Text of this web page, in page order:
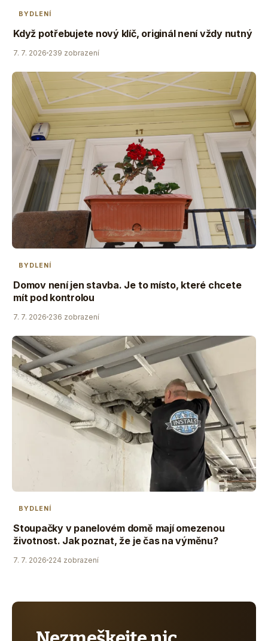
BYDLENÍ
Když potřebujete nový klíč, originál není vždy nutný
7. 7. 2026 239 zobrazení
BYDLENÍ
Domov není jen stavba. Je to místo, které chcete
mít pod kontrolou
7. 7. 2026 236 zobrazení
BYDLENÍ
Stoupačky v panelovém domě mají omezenou
životnost. Jak poznat, že je čas na výměnu?
7. 7. 2026 224 zobrazení